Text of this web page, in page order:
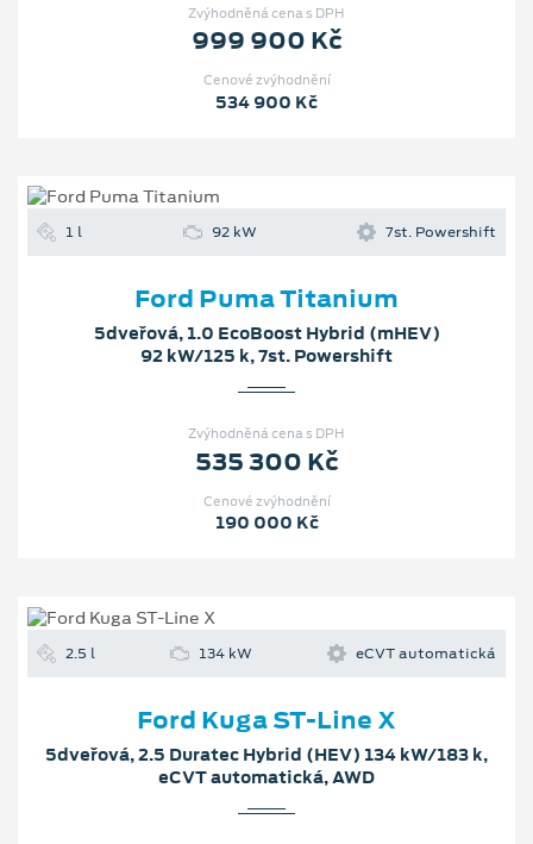
Zvýhodněná cena s DPH
999 900 Kč
Cenové zvýhodnění
534 900 Kč
1 l 92 kW 7st. Powershift
Ford Puma Titanium
5dveřová, 1.0 EcoBoost Hybrid (mHEV)
92 kW/125 k, 7st. Powershift
Zvýhodněná cena s DPH
535 300 Kč
Cenové zvýhodnění
190 000 Kč
2.5 l 134 kW eCVT automatická
Ford Kuga ST-Line X
5dveřová, 2.5 Duratec Hybrid (HEV) 134 kW/183 k,
eCVT automatická, AWD